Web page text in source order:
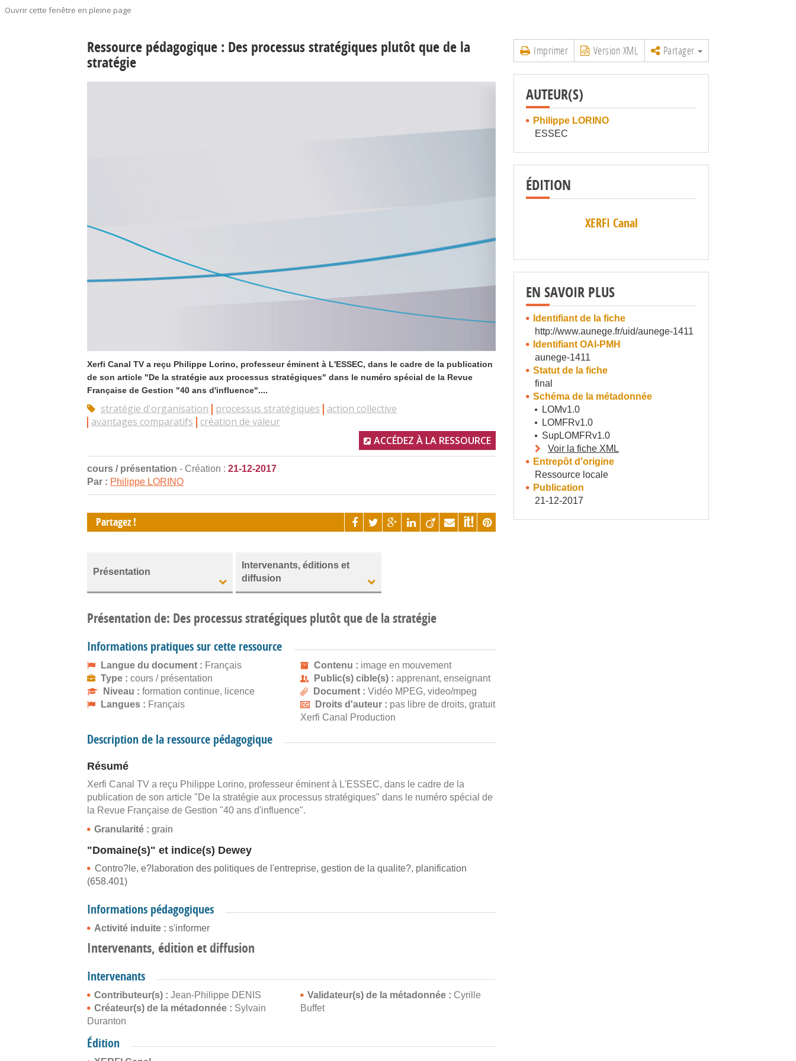
Ouvrir cette fenêtre en pleine page
Imprimer Version XML Partager
Ressource pédagogique : Des processus stratégiques plutôt que de la
stratégie
Xerfi Canal TV a reçu Philippe Lorino, professeur éminent à L'ESSEC, dans le cadre de la publication
de son article "De la stratégie aux processus stratégiques" dans le numéro spécial de la Revue
Française de Gestion "40 ans d'influence"....
stratégie d'organisation processus stratégiques
action collective
avantages comparatifs
création de valeur
ACCÉDEZ À LA RESSOURCE
cours / présentation - Création : 21-12-2017
Par : Philippe LORINO
Partagez !
Présentation
Intervenants, éditions et
diffusion
Présentation de: Des processus stratégiques plutôt que de la stratégie
Informations pratiques sur cette ressource
Langue du document : Français
Type : cours / présentation
Niveau : formation continue, licence
Langues : Français
Contenu : image en mouvement
Public(s) cible(s) : apprenant, enseignant
Document : Vidéo MPEG, video/mpeg
Droits d'auteur : pas libre de droits, gratuit
Xerfi Canal Production
Description de la ressource pédagogique
Résumé
Xerfi Canal TV a reçu Philippe Lorino, professeur éminent à L'ESSEC, dans le cadre de la
publication de son article "De la stratégie aux processus stratégiques" dans le numéro spécial de
la Revue Française de Gestion "40 ans d'influence".
Granularité : grain
"Domaine(s)" et indice(s) Dewey
Contro?le, e?laboration des politiques de l'entreprise, gestion de la qualite?, planification
(658.401)
Informations pédagogiques
Activité induite : s'informer
Intervenants, édition et diffusion
Intervenants
Contributeur(s) : Jean-Philippe DENIS
Créateur(s) de la métadonnée : Sylvain
Duranton
Validateur(s) de la métadonnée : Cyrille
Buffet
Édition
AUTEUR(S)
Philippe LORINO
ESSEC
ÉDITION
XERFI Canal
EN SAVOIR PLUS
Identifiant de la fiche
http://www.aunege.fr/uid/aunege-1411
Identifiant OAI-PMH
aunege-1411
Statut de la fiche
final
Schéma de la métadonnée
LOMv1.0
LOMFRv1.0
SupLOMFRv1.0
Voir la fiche XML
Entrepôt d'origine
Ressource locale
Publication
21-12-2017